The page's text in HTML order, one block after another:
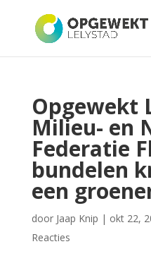
Opgewekt
Milieu- en
Federatie
bundelen
een
door Jaap Knip | okt 22,
Reacties